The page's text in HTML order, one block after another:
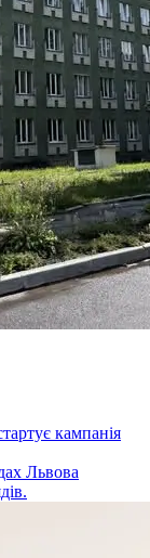
кампанія
Львова